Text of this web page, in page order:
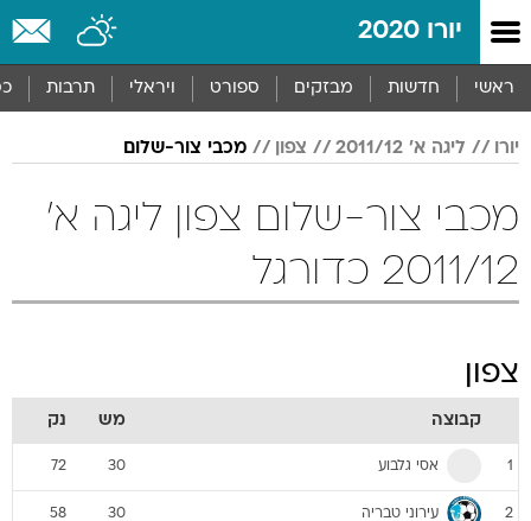
יורו 2020
ראשי חדשות מבזקים ספורט ויראלי תרבות
יורו ליגה א' 2011/12 צפון מכבי צור-שלום
מכבי צור-שלום צפון ליגה א'
2011/12 כדורגל
צפון
קבוצה מש נק
1 אסי גלבוע 30
72
2 עירוני טבריה 30
58